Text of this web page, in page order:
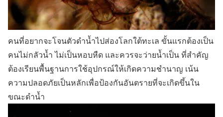
คนที่อยากจะโจนตัวดำน้ำไปส่องโลกใต้ทะเล ขั้นแรกต้องเป็น
คนไม่กลัวน้ำ ไม่เป็นหอบหืด และควรจะว่ายน้ำเป็น ที่สำคัญ
ต้องเรียนพื้นฐานการใช้อุปกรณ์ให้เกิดความชำนาญ เน้น
ความปลอดภัยเป็นหลักเพื่อป้องกันอันตรายที่จะเกิดขึ้นใน
ขณะดำน้ำ